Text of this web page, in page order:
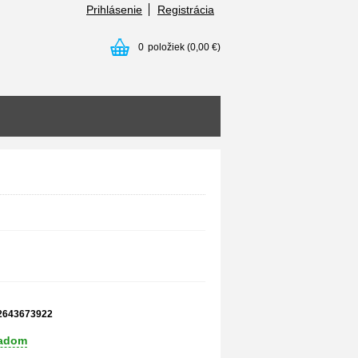
Prihlásenie Registrácia
0 položiek (0,00 €)